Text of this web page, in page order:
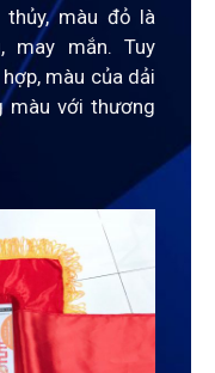
màu đỏ là
may mắn. Tuy
màu của dải
màu với thương